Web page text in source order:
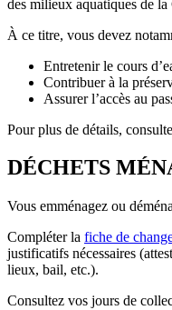
des milieux aquatiques de
À ce titre, vous devez
Entretenir le cours
Contribuer à la
Assurer l’accès au
Pour plus de détails,
DÉCHETS
Vous emménagez ou
Compléter la fiche de
justificatifs nécessaires
lieux, bail, etc.).
Consultez vos jours de